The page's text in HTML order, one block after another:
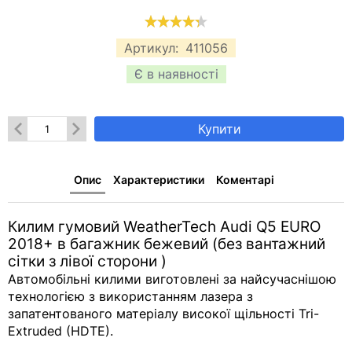
Артикул: 411056
Є в наявності
Купити
Опис Характеристики Коментарі
Килим гумовий WeatherTech Audi Q5 EURO
2018+ в багажник бежевий (без вантажний
сітки з лівої сторони )
Автомобільні килими виготовлені за найсучаснішою
технологією з використанням лазера з
запатентованого матеріалу високої щільності Tri-
Extruded (HDTE).